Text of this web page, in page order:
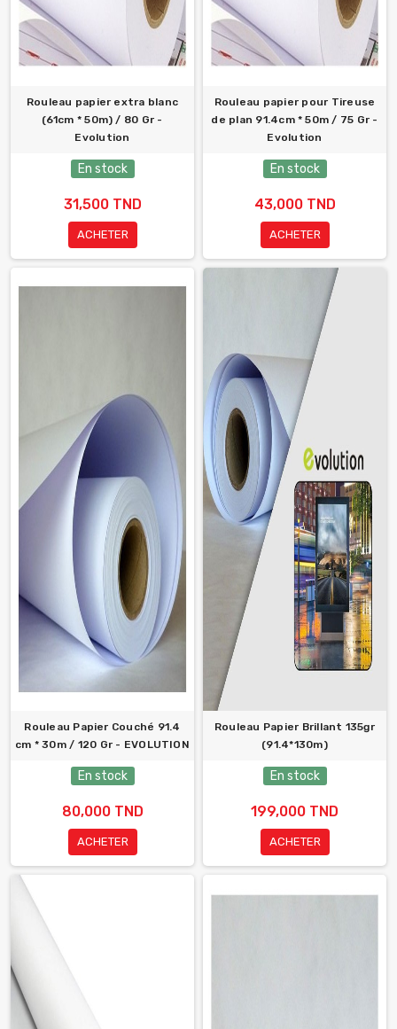
Rouleau papier extra blanc
(61cm * 50m) / 80 Gr -
Evolution
En stock
31,500 TND
ACHETER
Rouleau papier pour Tireuse
de plan 91.4cm * 50m / 75 Gr -
Evolution
En stock
43,000 TND
ACHETER
Rouleau Papier Couché 91.4
cm * 30m / 120 Gr - EVOLUTION
En stock
80,000 TND
ACHETER
Rouleau Papier Brillant 135gr
(91.4*130m)
En stock
199,000 TND
ACHETER